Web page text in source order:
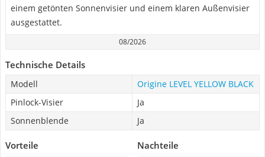
einem getönten Sonnenvisier und einem klaren Außenvisier
ausgestattet.
08/2026
Technische Details
Modell
Origine LEVEL YELLOW BLACK
Pinlock-Visier
Ja
Sonnenblende
Ja
Vorteile Nachteile